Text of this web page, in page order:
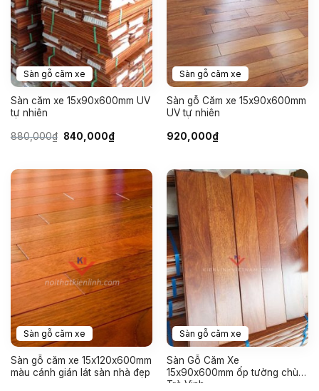
Sàn gỗ căm xe
Sàn căm xe 15x90x600mm UV
tự nhiên
880,000₫ Giá
840,000₫Giá
hiện
840,000₫.
Sàn gỗ căm xe
Sàn gỗ Căm xe 15x90x600mm
UV tự nhiên
920,000₫
Sàn gỗ căm xe
Sàn gỗ căm xe 15x120x600mm
màu cánh gián lát sàn nhà đẹp
Sàn gỗ căm xe
Sàn Gỗ Căm Xe
15x90x600mm ốp tường chùa
Trà Vinh